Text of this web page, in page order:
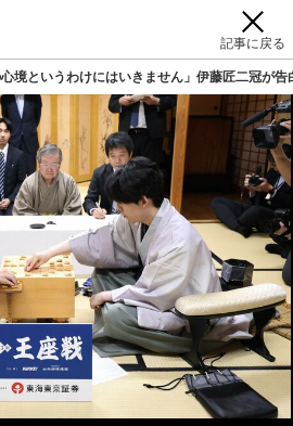
記事に戻る
境というわけにはいきません」伊藤匠二冠が